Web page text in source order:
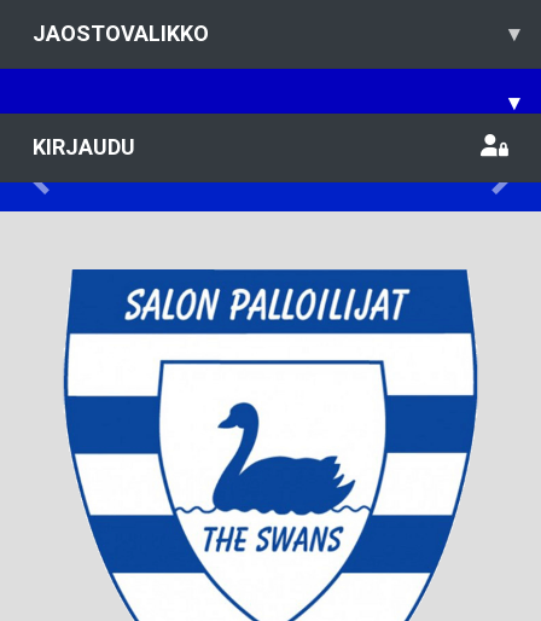
JAOSTOVALIKKO ▾
▾
KIRJAUDU
Previous